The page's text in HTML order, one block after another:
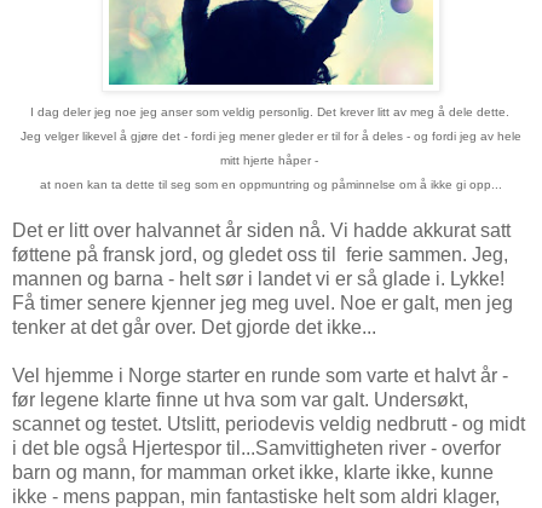
I dag deler jeg noe jeg anser som veldig personlig. Det krever litt av meg å dele dette.
Jeg velger likevel å gjøre det - fordi jeg mener gleder er til for å deles - og fordi jeg av hele
mitt hjerte håper -
at noen kan ta dette til seg som en oppmuntring og påminnelse om å ikke gi opp...
Det er litt over halvannet år siden nå. Vi hadde akkurat satt
føttene på fransk jord, og gledet oss til ferie sammen. Jeg,
mannen og barna - helt sør i landet vi er så glade i. Lykke!
Få timer senere kjenner jeg meg uvel. Noe er galt, men jeg
tenker at det går over. Det gjorde det ikke...
Vel hjemme i Norge starter en runde som varte et halvt år -
før legene klarte finne ut hva som var galt. Undersøkt,
scannet og testet. Utslitt, periodevis veldig nedbrutt - og midt
i det ble også Hjertespor til...Samvittigheten river - overfor
barn og mann, for mamman orket ikke, klarte ikke, kunne
ikke - mens pappan, min fantastiske helt som aldri klager,